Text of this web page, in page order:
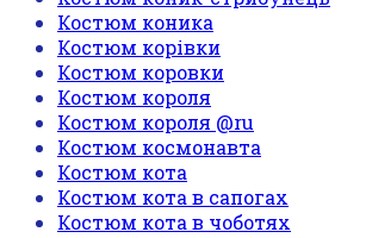
Костюм коника
Костюм корівки
Костюм коровки
Костюм короля
Костюм короля @ru
Костюм космонавта
Костюм кота
Костюм кота в сапогах
Костюм кота в чоботях